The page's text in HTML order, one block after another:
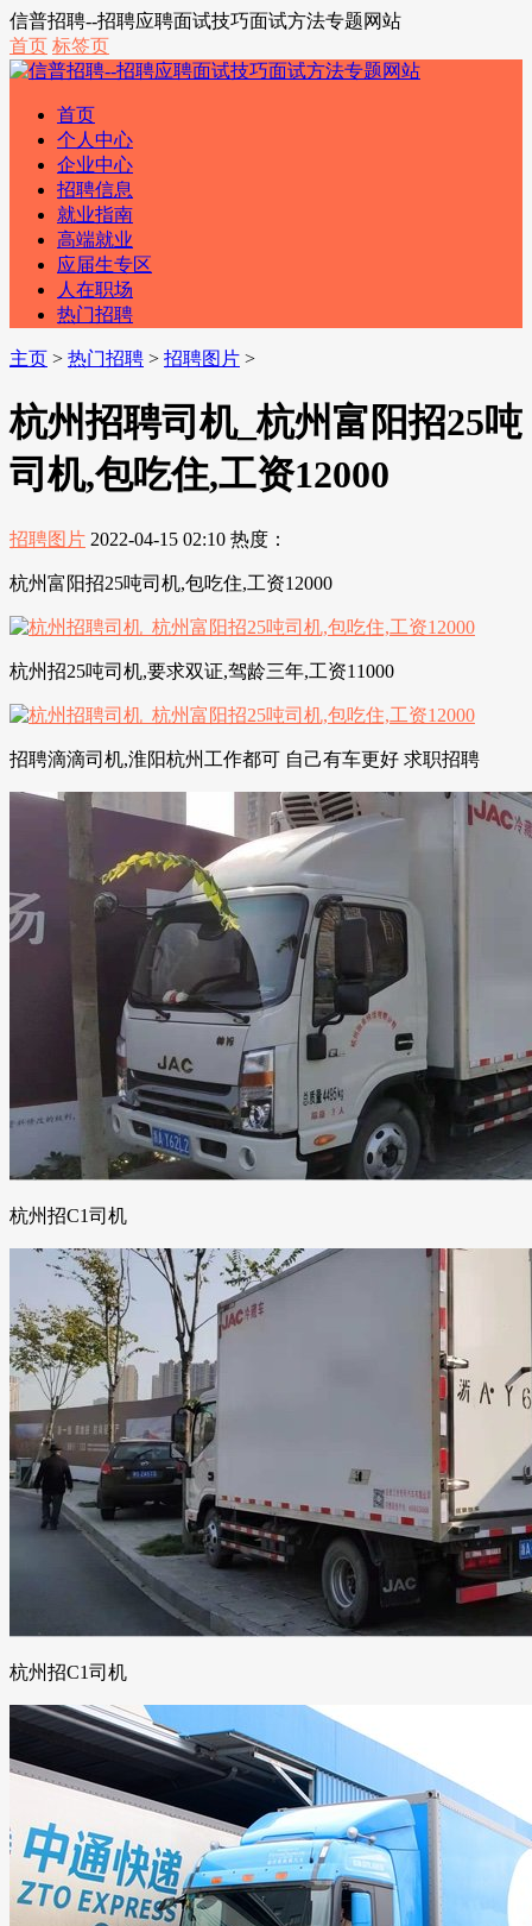
信普招聘--招聘应聘面试技巧面试方法专题网站
首页 标签页
首页
个人中心
企业中心
招聘信息
就业指南
高端就业
应届生专区
人在职场
热门招聘
主页 > 热门招聘 > 招聘图片 >
杭州招聘司机_杭州富阳招25吨
司机,包吃住,工资12000
招聘图片 2022-04-15 02:10 热度：
杭州富阳招25吨司机,包吃住,工资12000
杭州招25吨司机,要求双证,驾龄三年,工资11000
招聘滴滴司机,淮阳杭州工作都可 自己有车更好 求职招聘
杭州招C1司机
杭州招C1司机